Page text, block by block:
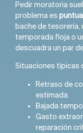
Pedir moratoria
problema es puntual
bache de tesorería,
temporada floja o
descuadra un par
Situaciones típicas
Retraso de
estimada.
Bajada
Gasto
reparación